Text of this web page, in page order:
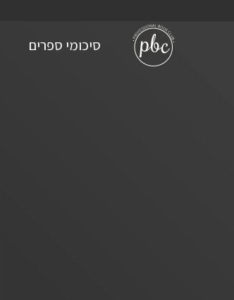
סיכומי ספרים